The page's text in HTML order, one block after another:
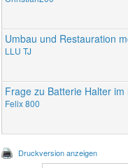
Umbau und Restauration
LLU TJ
Frage zu Batterie Halter
Felix 800
Druckversion anzeigen